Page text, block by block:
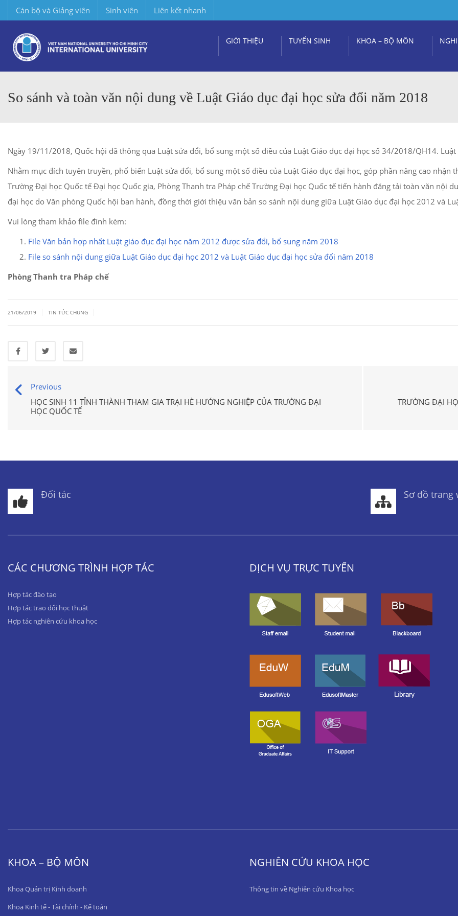
Cán bộ và Giảng viên Sinh viên Liên kết nhanh
GIỚI THIỆU TUYỂN SINH KHOA – BỘ MÔN
So sánh và toàn văn nội dung về Luật Giáo dục đại học sửa đổi năm 2018
Ngày 19/11/2018, Quốc hội đã thông qua Luật sửa đổi, bổ sung một số điều của Luật Giáo dục đại học số 34/2018/QH14.
Nhằm mục đích tuyên truyền, phổ biến Luật sửa đổi, bổ sung một số điều của Luật Giáo dục đại học, góp phần nâng cao
Trường Đại học Quốc tế Đại học Quốc gia, Phòng Thanh tra Pháp chế Trường Đại học Quốc tế tiến hành đăng tải toàn văn nội
đại học do Văn phòng Quốc hội ban hành, đồng thời giới thiệu văn bản so sánh nội dung giữa Luật Giáo dục đại học 2012 và
Vui lòng tham khảo file đính kèm:
File Văn bản hợp nhất Luật giáo đục đại học năm 2012 được sửa đổi, bổ sung năm 2018
File so sánh nội dung giữa Luật Giáo dục đại học 2012 và Luật Giáo dục đại học sửa đổi năm 2018
Phòng Thanh tra Pháp chế
21/06/2019 TIN TỨC CHUNG
Previous
HỌC SINH 11 TỈNH THÀNH THAM GIA TRẠI HÈ HƯỚNG NGHIỆP CỦA TRƯỜNG ĐẠI
HỌC QUỐC TẾ
TRƯỜNG ĐẠI
Đối tác Sơ đồ trang
CÁC CHƯƠNG TRÌNH HỢP TÁC
Hợp tác đào tạo
Hợp tác trao đổi học thuật
Hợp tác nghiên cứu khoa học
DỊCH VỤ TRỰC TUYẾN
KHOA – BỘ MÔN
Khoa Quản trị Kinh doanh
Khoa Kinh tế - Tài chính - Kế toán
NGHIÊN CỨU KHOA HỌC
Thông tin về Nghiên cứu Khoa học